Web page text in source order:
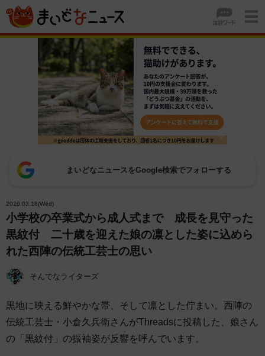
まいどなニュースをGoogle検索でフォローする
2026.03.18(Wed)
小学校の卒業式から成人式まで 成長を見守った
黒紋付 二十歳を迎えた娘の凛とした姿に込めら
れた西陣の伝統工芸士の思い
そんでなライターズ
黒地に映える鮮やかな帯、そして凛とした佇まい。西陣の
伝統工芸士・小倉久兵衛さんがThreadsに投稿した、娘さん
の「黒紋付」の振袖姿が反響を呼んでいます。